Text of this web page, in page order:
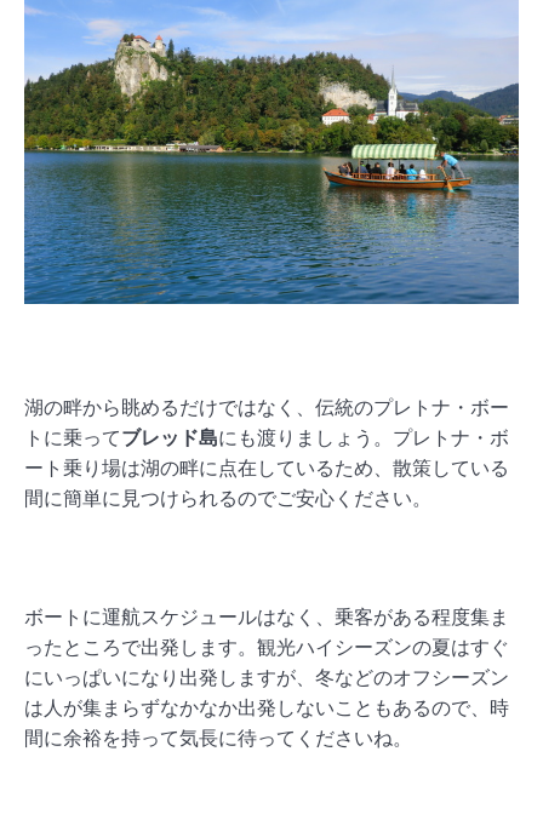
湖の畔から眺めるだけではなく、伝統のプレトナ・ボー
トに乗ってブレッド島にも渡りましょう。プレトナ・ボ
ート乗り場は湖の畔に点在しているため、散策している
間に簡単に見つけられるのでご安心ください。
ボートに運航スケジュールはなく、乗客がある程度集ま
ったところで出発します。観光ハイシーズンの夏はすぐ
にいっぱいになり出発しますが、冬などのオフシーズン
は人が集まらずなかなか出発しないこともあるので、時
間に余裕を持って気長に待ってくださいね。